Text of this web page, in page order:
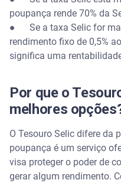
poupança rende 70% da
● Se a taxa Selic for
rendimento fixo de 0,5%
significa uma
Por que o
melhores
O Tesouro Selic difere da
poupança é um serviço
visa proteger o poder de
gerar algum rendimento.